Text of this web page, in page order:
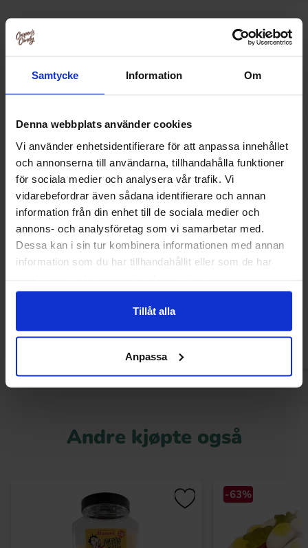
Samtycke Information Om
Denna webbplats använder cookies
Vi använder enhetsidentifierare för att anpassa innehållet
och annonserna till användarna, tillhandahålla funktioner
för sociala medier och analysera vår trafik. Vi
vidarebefordrar även sådana identifierare och annan
information från din enhet till de sociala medier och
annons- och analysföretag som vi samarbetar med.
Dessa kan i sin tur kombinera informationen med annan
information som du har tillhandahållit eller som de har
Tillåt alla
Anpassa
Relaterte produkter
Quick Milk - Jordgubb 5-pack
14.90 kr
Calypso Zero
Andre kjøpte også
-63%